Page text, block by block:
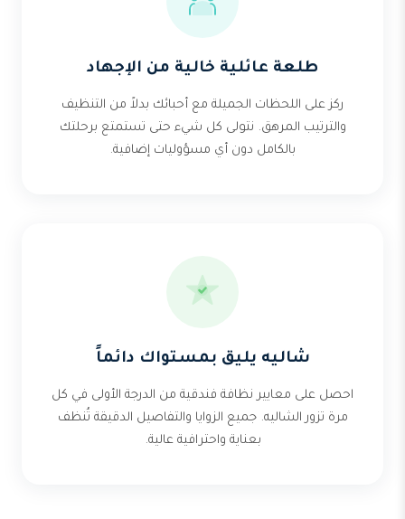
طلعة عائلية خالية من الإجهاد
ركز على اللحظات الجميلة مع أحبائك بدلاً من التنظيف
والترتيب المرهق. نتولى كل شيء حتى تستمتع برحلتك
بالكامل دون أي مسؤوليات إضافية.
شاليه يليق بمستواك دائماً
احصل على معايير نظافة فندقية من الدرجة الأولى في كل
مرة تزور الشاليه. جميع الزوايا والتفاصيل الدقيقة تُنظف
بعناية واحترافية عالية.